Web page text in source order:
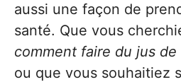
aussi une façon de
santé. Que vous
comment faire du jus
ou que vous souhaitiez